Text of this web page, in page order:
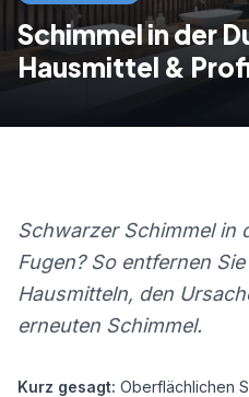
Schimmel in der
Hausmittel &
Schwarzer Schimmel in
Fugen? So entfernen
Hausmitteln, den
erneuten Schimmel.
Kurz gesagt: Oberflächlichen